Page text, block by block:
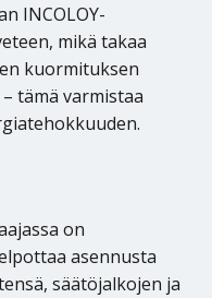
INCOLOY-
mikä takaa
kuormituksen
tämä varmistaa
on
asennusta
säätöjalkojen ja